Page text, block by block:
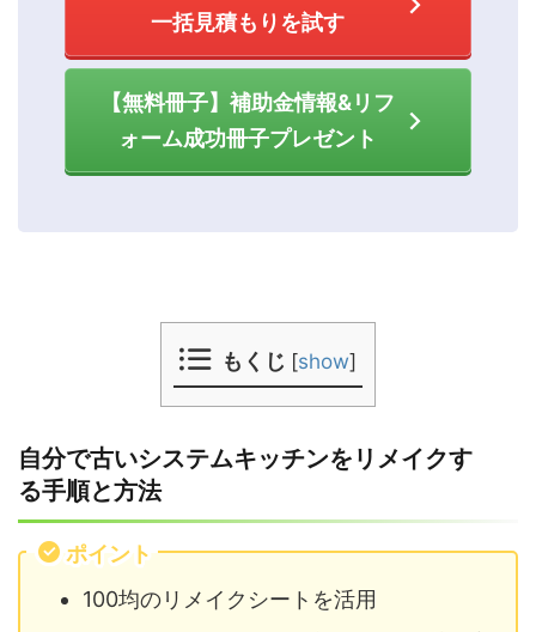
一括見積もりを試す
【無料冊子】補助金情報&リフ
ォーム成功冊子プレゼント
もくじ [show]
自分で古いシステムキッチンをリメイクす
る手順と方法
ポイント
100均のリメイクシートを活用